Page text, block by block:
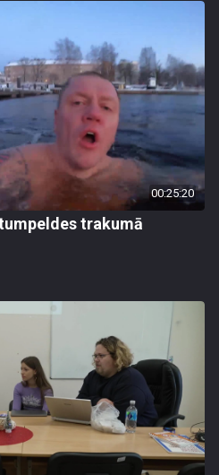
00:25:20
trakumā